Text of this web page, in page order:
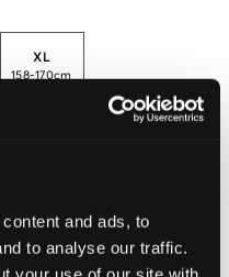
and ads, to
to analyse our traffic.
XL
158-170cm